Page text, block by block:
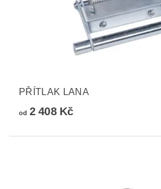
PŘÍTLAK LANA
od 2 408 Kč